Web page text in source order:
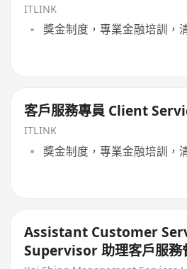
ITLINK
獎金制度，專業金融培訓，
客戶服務專員 Client
ITLINK
獎金制度，專業金融培訓，
Assistant Customer
Supervisor 助理客戶服務